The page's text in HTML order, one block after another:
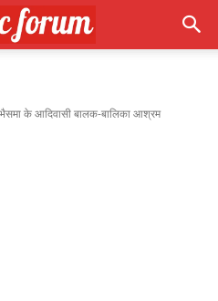
के आदिवासी बालक-बालिका आश्रम